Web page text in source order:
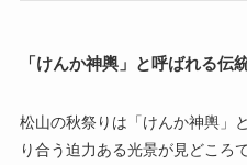
「けんか神輿」と呼ばれる伝
松山の秋祭りは「けんか神輿」
り合う迫力ある光景が見どころ